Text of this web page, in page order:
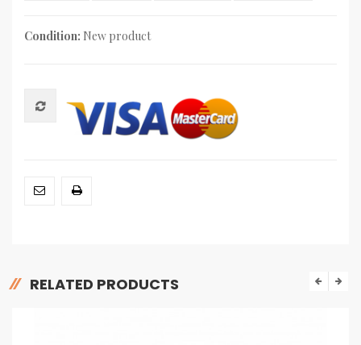
Condition: New product
RELATED PRODUCTS